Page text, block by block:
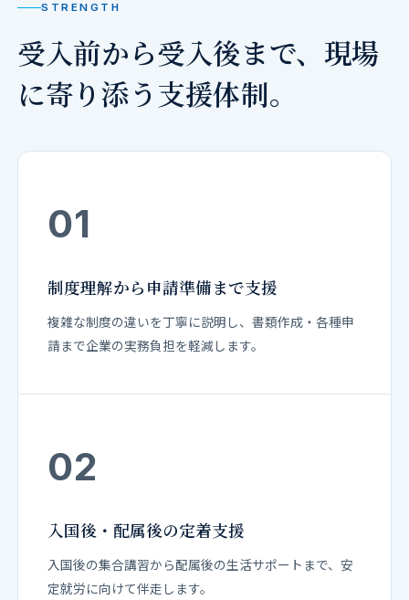
STRENGTH
受入前から受入後まで、 現場
に寄り添う支援体制。
01
制度理解から申請準備まで支援
複雑な制度の違いを丁寧に説明し、書類作成・各種申
請まで企業の実務負担を軽減します。
02
入国後・配属後の定着支援
入国後の集合講習から配属後の生活サポートまで、安
定就労に向けて伴走します。